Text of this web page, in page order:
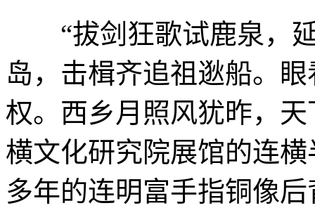
“拔剑狂歌试鹿泉，延
岛，击楫齐追祖逖船。
权。西乡月照风犹昨，
横文化研究院展馆的连
多年的连明富手指铜像